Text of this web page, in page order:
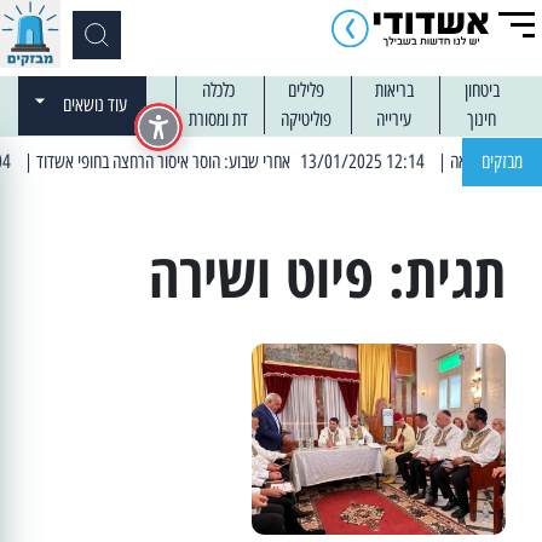
ביטחון בריאות פלילים
כלכלה
חינוך
עירייה פוליטיקה דת ומסורת
עוד נושאים
מבזקים | 12:14 13/01/2025 אחרי שבוע: הוסר איסור הרחצה בחופי אשדוד | 13:04 14/01/2025 עובדים בלילות: עבודות קרצוף וריבוד אספלט
תגית: פיוט ושירה